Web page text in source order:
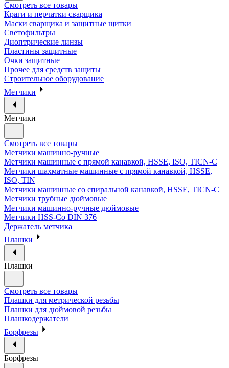
Смотреть все товары
Краги и перчатки сварщика
Маски сварщика и защитные щитки
Светофильтры
Диоптрические линзы
Пластины защитные
Очки защитные
Прочее для средств защиты
Строительное оборудование
Метчики
Метчики
Смотреть все товары
Метчики машинно-ручные
Метчики машинные с прямой канавкой, HSSE, ISO, TICN-C
Метчики шахматные машинные с прямой канавкой, HSSE,
ISO, TIN
Метчики машинные со спиральной канавкой, HSSE, TICN-C
Метчики трубные дюймовые
Метчики машинно-ручные дюймовые
Метчики HSS-Co DIN 376
Держатель метчика
Плашки
Плашки
Смотреть все товары
Плашки для метрической резьбы
Плашки для дюймовой резьбы
Плашкодержатели
Борфрезы
Борфрезы